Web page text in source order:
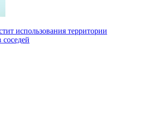
использования территории